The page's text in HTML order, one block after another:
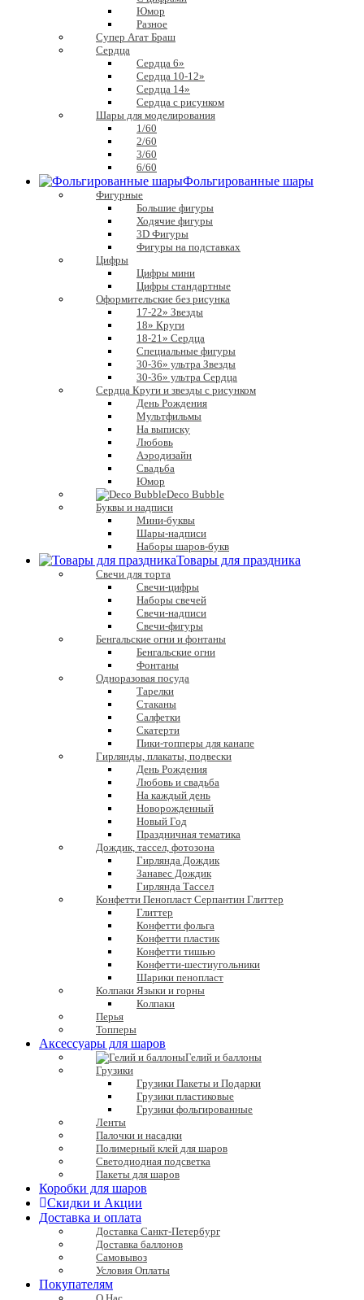
Юмор
Разное
Супер Агат Браш
Сердца
Сердца 6»
Сердца 10-12»
Сердца 14»
Сердца с рисунком
Шары для моделирования
1/60
2/60
3/60
6/60
Фольгированные шары
Фигурные
Большие фигуры
Ходячие фигуры
3D Фигуры
Фигуры на подставках
Цифры
Цифры мини
Цифры стандартные
Оформительские без рисунка
17-22» Звезды
18» Круги
18-21» Сердца
Специальные фигуры
30-36» ультра Звезды
30-36» ультра Сердца
Сердца Круги и звезды с рисунком
День Рождения
Мультфильмы
На выписку
Любовь
Аэродизайн
Свадьба
Юмор
Deco Bubble
Буквы и надписи
Мини-буквы
Шары-надписи
Наборы шаров-букв
Товары для праздника
Свечи для торта
Свечи-цифры
Наборы свечей
Свечи-надписи
Свечи-фигуры
Бенгальские огни и фонтаны
Бенгальские огни
Фонтаны
Одноразовая посуда
Тарелки
Стаканы
Салфетки
Скатерти
Пики-топперы для канапе
Гирлянды, плакаты, подвески
День Рождения
Любовь и свадьба
На каждый день
Новорожденный
Новый Год
Праздничная тематика
Дождик, тассел, фотозона
Гирлянда Дождик
Занавес Дождик
Гирлянда Тассел
Конфетти Пенопласт Серпантин Глиттер
Глиттер
Конфетти фольга
Конфетти пластик
Конфетти тишью
Конфетти-шестиугольники
Шарики пенопласт
Колпаки Языки и горны
Колпаки
Перья
Топперы
Аксессуары для шаров
Гелий и баллоны
Грузики
Грузики Пакеты и Подарки
Грузики пластиковые
Грузики фольгированные
Ленты
Палочки и насадки
Полимерный клей для шаров
Светодиодная подсветка
Пакеты для шаров
Коробки для шаров
Скидки и Акции
Доставка и оплата
Доставка Санкт-Петербург
Доставка баллонов
Самовывоз
Условия Оплаты
Покупателям